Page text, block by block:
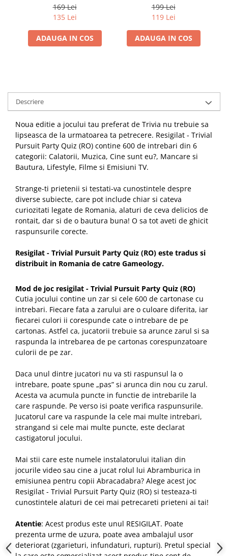
169 Lei
135 Lei
ADAUGA IN COS
199 Lei
119 Lei
ADAUGA IN COS
Descriere
Noua editie a jocului tau preferat de Trivia nu trebuie sa
lipseasca de la urmatoarea ta petrecere. Resigilat - Trivial
Pursuit Party Quiz (RO) contine 600 de intrebari din 6
categorii: Calatorii, Muzica, Cine sunt eu?, Mancare si
Bautura, Lifestyle, Filme si Emisiuni TV.
Strange-ti prietenii si testati-va cunostintele despre
diverse subiecte, care pot include chiar si cateva
curiozitati legate de Romania, alaturi de ceva delicios de
rontait, dar si de o bautura buna! O sa tot aveti de ghicit
raspunsurile corecte.
Resigilat - Trivial Pursuit Party Quiz (RO) este tradus si
distribuit in Romania de catre Gameology.
Mod de joc resigilat - Trivial Pursuit Party Quiz (RO)
Cutia jocului contine un zar si cele 600 de cartonase cu
intrebari. Fiecare fata a zarului are o culoare diferita, iar
fiecarei culori ii corespunde cate o intrebare de pe
cartonas. Astfel ca, jucatorii trebuie sa arunce zarul si sa
raspunda la intrebarea de pe cartonas corespunzatoare
culorii de pe zar.
Daca unul dintre jucatori nu va sti raspunsul la o
intrebare, poate spune „pas” si arunca din nou cu zarul.
Acesta va acumula puncte in functie de intrebarile la
care raspunde. Pe verso isi poate verifica raspunsurile.
Jucatorul care va raspunde la cele mai multe intrebari,
strangand si cele mai multe puncte, este declarat
castigatorul jocului.
Mai stii care este numele instalatorului italian din
jocurile video sau cine a jucat rolul lui Abramburica in
emisiunea pentru copii Abracadabra? Alege acest joc
Resigilat - Trivial Pursuit Party Quiz (RO) si testeaza-ti
cunostintele alaturi de cei mai petrecareti prieteni ai tai!
Atentie: Acest produs este unul RESIGILAT. Poate
prezenta urme de uzura, poate avea ambalajul usor
deteriorat (zgarieturi, infundaturi, rupturi). Pretul special